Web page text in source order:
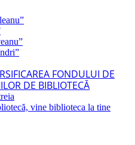
FONDULUI DE
DE BIBLIOTECĂ
vine biblioteca la tine